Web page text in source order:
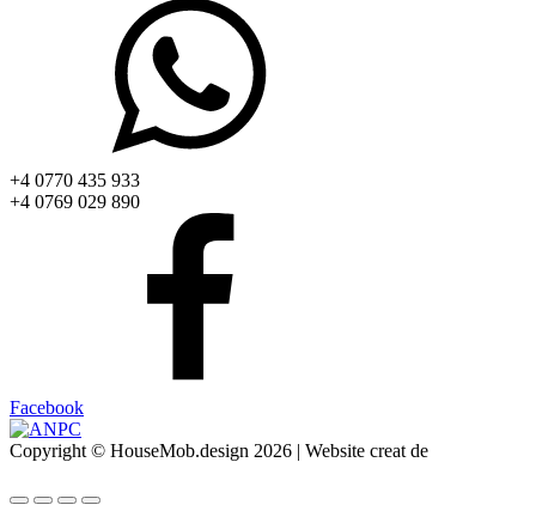
+4 0770 435 933
+4 0769 029 890
Facebook
Copyright © HouseMob.design 2026 | Website creat de